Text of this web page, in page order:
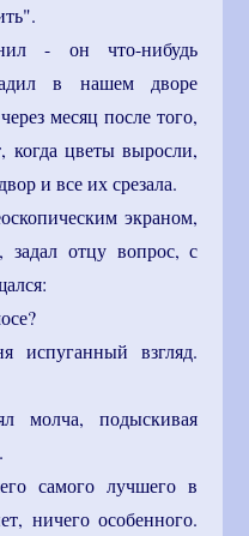
- он что-нибудь
в нашем дворе
месяц после того,
цветы выросли,
и все их срезала.
экраном,
отцу вопрос, с
испуганный взгляд.
молча, подыскивая
самого лучшего в
ничего особенного.